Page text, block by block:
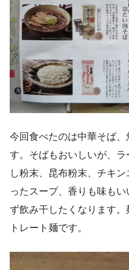
今回食べたのは中華そば
す。そばもおいしいが、
し粉末、昆布粉末、チキ
ったスープ、香りも味も
ず飲み干したくなります
トレート麺です。